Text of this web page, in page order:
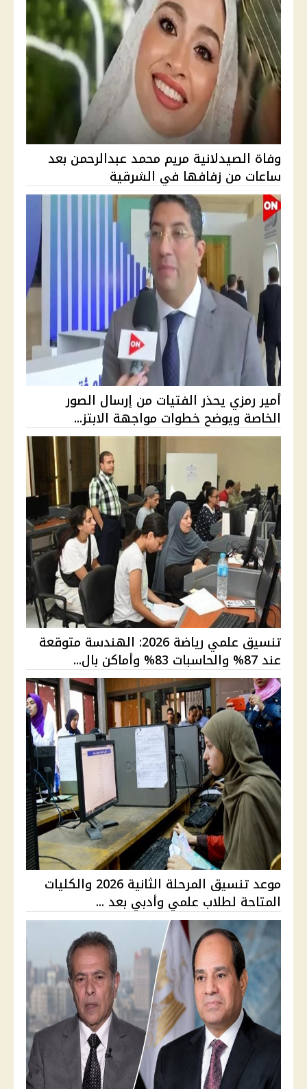
وفاة الصيدلانية مريم محمد عبدالرحمن بعد
ساعات من زفافها في الشرقية
أمير رمزي يحذر الفتيات من إرسال الصور
الخاصة ويوضح خطوات مواجهة الابتز...
تنسيق علمي رياضة 2026: الهندسة متوقعة
عند 87% والحاسبات 83% وأماكن بال...
موعد تنسيق المرحلة الثانية 2026 والكليات
المتاحة لطلاب علمي وأدبي بعد ...